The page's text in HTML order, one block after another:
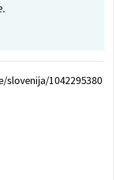
1042295380